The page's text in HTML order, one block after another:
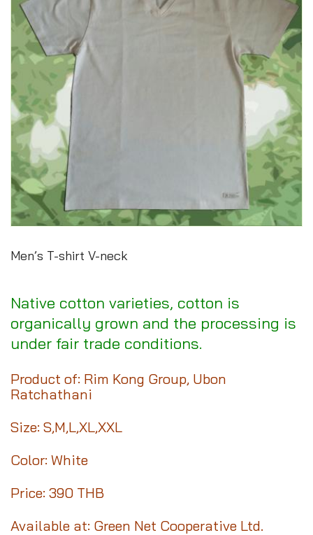
Men’s T-shirt V-neck
Native cotton varieties, cotton is
organically grown and the processing is
under fair trade conditions.
Product of: Rim Kong Group, Ubon
Ratchathani
Size: S,M,L,XL,XXL
Color: White
Price: 390 THB
Available at: Green Net Cooperative Ltd.